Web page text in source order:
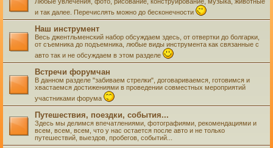
и так далее. Перечислять можно до бесконечности
Наш инструмент
Весь джентльменский набор обсуждаем здесь, от отвертки до болгарки,
от съемника до подъемника, любые виды инструмента как связанные с
авто так и не обсуждаем в этом разделе
Встречи форумчан
В данном разделе "забиваем стрелки", договариваемся, готовимся и
хвастаемся достижениями в проведении совместных мероприятий
участниками форума
Путешествия, поездки, события...
Здесь мы делимся впечатлениями, фотографиями, рекомендациями и
всем, всем, всем, что у нас остается после авто и не только
путешествий, выездов, пробегов, событий...